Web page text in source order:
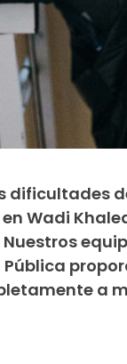
dificultades
Wadi
a